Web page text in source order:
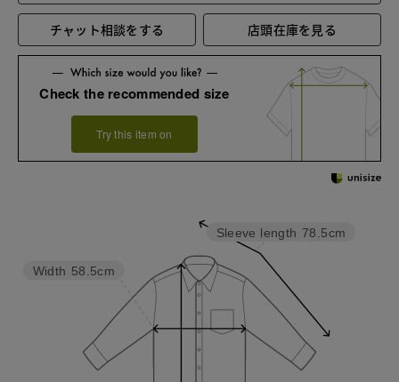
チャット相談をする 店頭在庫を見る
Check the recommended size
Try this item on
Sleeve length 78.5cm
Width 58.5cm